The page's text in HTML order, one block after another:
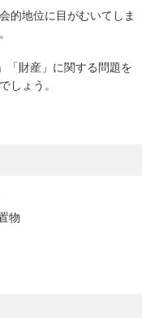
的地位に目がむいてしま
「財産」に関する問題を
しょう。
物